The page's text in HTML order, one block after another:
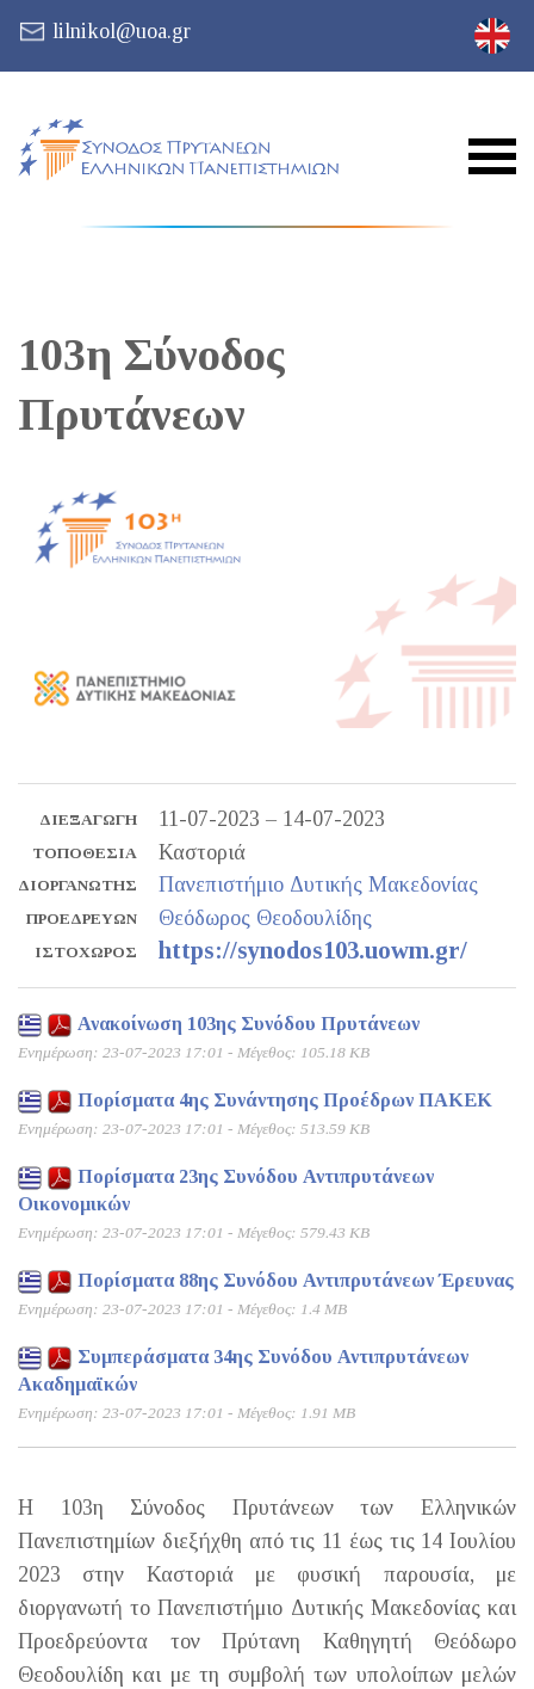
lilnikol@uoa.gr
103η Σύνοδος
Πρυτάνεων
ΔΙΕΞΑΓΩΓΉ 11-07-2023 – 14-07-2023
ΤΟΠΟΘΕΣΊΑ Καστοριά
ΔΙΟΡΓΑΝΩΤΉΣ Πανεπιστήμιο Δυτικής Μακεδονίας
ΠΡΟΕΔΡΕΎΩΝ Θεόδωρος Θεοδουλίδης
ΙΣΤΟΧΏΡΟΣ https://synodos103.uowm.gr/
Ανακοίνωση 103ης Συνόδου Πρυτάνεων
Ενημέρωση: 23-07-2023 17:01 - Μέγεθος: 105.18 KB
Πορίσματα 4ης Συνάντησης Προέδρων ΠΑΚΕΚ
Ενημέρωση: 23-07-2023 17:01 - Μέγεθος: 513.59 KB
Πορίσματα 23ης Συνόδου Αντιπρυτάνεων
Οικονομικών
Ενημέρωση: 23-07-2023 17:01 - Μέγεθος: 579.43 KB
Πορίσματα 88ης Συνόδου Αντιπρυτάνεων Έρευνας
Ενημέρωση: 23-07-2023 17:01 - Μέγεθος: 1.4 MB
Συμπεράσματα 34ης Συνόδου Αντιπρυτάνεων
Ακαδημαϊκών
Ενημέρωση: 23-07-2023 17:01 - Μέγεθος: 1.91 MB
Η 103η Σύνοδος Πρυτάνεων των Ελληνικών
Πανεπιστημίων διεξήχθη από τις 11 έως τις 14 Ιουλίου
2023 στην Καστοριά με φυσική παρουσία, με
διοργανωτή το Πανεπιστήμιο Δυτικής Μακεδονίας και
Προεδρεύοντα τον Πρύτανη Καθηγητή Θεόδωρο
Θεοδουλίδη και με τη συμβολή των υπολοίπων μελών